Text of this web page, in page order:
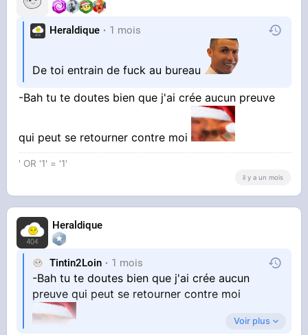
Heraldique 1 mois
De toi entrain de fuck au bureau
-Bah tu te doutes bien que j'ai crée aucun preuve
qui peut se retourner contre moi
' OR '1' = '1'
il y a un mois
Heraldique
Tintin2Loin 1 mois
-Bah tu te doutes bien que j'ai crée aucun
preuve qui peut se retourner contre moi
Voir plus